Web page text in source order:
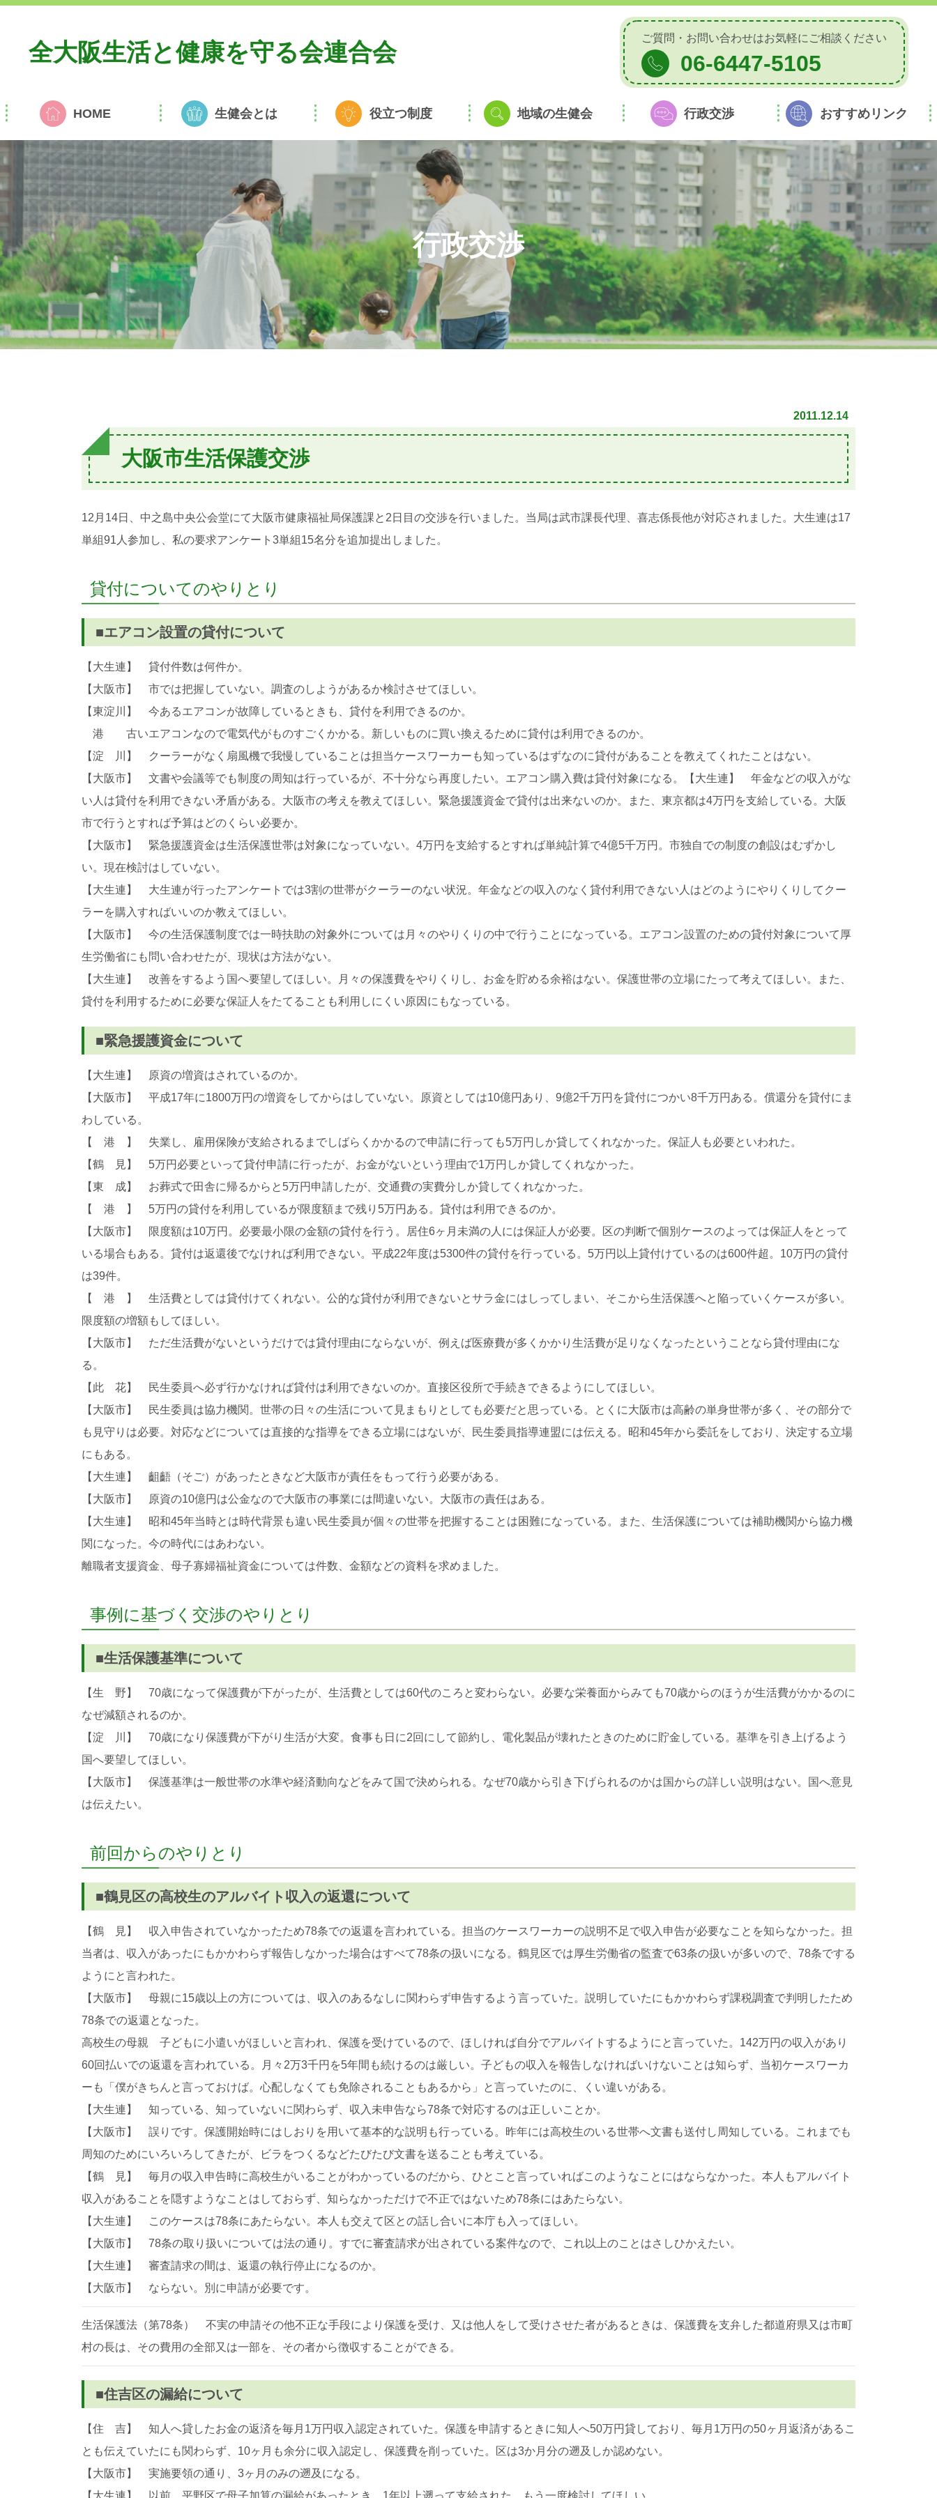
全大阪生活と健康を守る会連合会
ご質問・お問い合わせはお気軽にご相談ください
06-6447-5105
HOME 生健会とは 役立つ制度 地域の生健会 行政交渉 おすすめリンク
行政交渉
2011.12.14
大阪市生活保護交渉
12月14日、中之島中央公会堂にて大阪市健康福祉局保護課と2日目の交渉を行いました。当局は武市課長代理、喜志係長他が対応されました。大生連は17
単組91人参加し、私の要求アンケート3単組15名分を追加提出しました。
貸付についてのやりとり
■エアコン設置の貸付について
【大生連】 貸付件数は何件か。
【大阪市】 市では把握していない。調査のしようがあるか検討させてほしい。
【東淀川】 今あるエアコンが故障しているときも、貸付を利用できるのか。
港 古いエアコンなので電気代がものすごくかかる。新しいものに買い換えるために貸付は利用できるのか。
【淀 川】 クーラーがなく扇風機で我慢していることは担当ケースワーカーも知っているはずなのに貸付があることを教えてくれたことはない。
【大阪市】 文書や会議等でも制度の周知は行っているが、不十分なら再度したい。エアコン購入費は貸付対象になる。【大生連】 年金などの収入がな
い人は貸付を利用できない矛盾がある。大阪市の考えを教えてほしい。緊急援護資金で貸付は出来ないのか。また、東京都は4万円を支給している。大阪
市で行うとすれば予算はどのくらい必要か。
【大阪市】 緊急援護資金は生活保護世帯は対象になっていない。4万円を支給するとすれば単純計算で4億5千万円。市独自での制度の創設はむずかし
い。現在検討はしていない。
【大生連】 大生連が行ったアンケートでは3割の世帯がクーラーのない状況。年金などの収入のなく貸付利用できない人はどのようにやりくりしてクー
ラーを購入すればいいのか教えてほしい。
【大阪市】 今の生活保護制度では一時扶助の対象外については月々のやりくりの中で行うことになっている。エアコン設置のための貸付対象について厚
生労働省にも問い合わせたが、現状は方法がない。
【大生連】 改善をするよう国へ要望してほしい。月々の保護費をやりくりし、お金を貯める余裕はない。保護世帯の立場にたって考えてほしい。また、
貸付を利用するために必要な保証人をたてることも利用しにくい原因にもなっている。
■緊急援護資金について
【大生連】 原資の増資はされているのか。
【大阪市】 平成17年に1800万円の増資をしてからはしていない。原資としては10億円あり、9億2千万円を貸付につかい8千万円ある。償還分を貸付にま
わしている。
【 港 】 失業し、雇用保険が支給されるまでしばらくかかるので申請に行っても5万円しか貸してくれなかった。保証人も必要といわれた。
【鶴 見】 5万円必要といって貸付申請に行ったが、お金がないという理由で1万円しか貸してくれなかった。
【東 成】 お葬式で田舎に帰るからと5万円申請したが、交通費の実費分しか貸してくれなかった。
【 港 】 5万円の貸付を利用しているが限度額まで残り5万円ある。貸付は利用できるのか。
【大阪市】 限度額は10万円。必要最小限の金額の貸付を行う。居住6ヶ月未満の人には保証人が必要。区の判断で個別ケースのよっては保証人をとって
いる場合もある。貸付は返還後でなければ利用できない。平成22年度は5300件の貸付を行っている。5万円以上貸付けているのは600件超。10万円の貸付
は39件。
【 港 】 生活費としては貸付けてくれない。公的な貸付が利用できないとサラ金にはしってしまい、そこから生活保護へと陥っていくケースが多い。
限度額の増額もしてほしい。
【大阪市】 ただ生活費がないというだけでは貸付理由にならないが、例えば医療費が多くかかり生活費が足りなくなったということなら貸付理由にな
る。
【此 花】 民生委員へ必ず行かなければ貸付は利用できないのか。直接区役所で手続きできるようにしてほしい。
【大阪市】 民生委員は協力機関。世帯の日々の生活について見まもりとしても必要だと思っている。とくに大阪市は高齢の単身世帯が多く、その部分で
も見守りは必要。対応などについては直接的な指導をできる立場にはないが、民生委員指導連盟には伝える。昭和45年から委託をしており、決定する立場
にもある。
【大生連】 齟齬（そご）があったときなど大阪市が責任をもって行う必要がある。
【大阪市】 原資の10億円は公金なので大阪市の事業には間違いない。大阪市の責任はある。
【大生連】 昭和45年当時とは時代背景も違い民生委員が個々の世帯を把握することは困難になっている。また、生活保護については補助機関から協力機
関になった。今の時代にはあわない。
離職者支援資金、母子寡婦福祉資金については件数、金額などの資料を求めました。
事例に基づく交渉のやりとり
■生活保護基準について
【生 野】 70歳になって保護費が下がったが、生活費としては60代のころと変わらない。必要な栄養面からみても70歳からのほうが生活費がかかるのに
なぜ減額されるのか。
【淀 川】 70歳になり保護費が下がり生活が大変。食事も日に2回にして節約し、電化製品が壊れたときのために貯金している。基準を引き上げるよう
国へ要望してほしい。
【大阪市】 保護基準は一般世帯の水準や経済動向などをみて国で決められる。なぜ70歳から引き下げられるのかは国からの詳しい説明はない。国へ意見
は伝えたい。
前回からのやりとり
■鶴見区の高校生のアルバイト収入の返還について
【鶴 見】 収入申告されていなかったため78条での返還を言われている。担当のケースワーカーの説明不足で収入申告が必要なことを知らなかった。担
当者は、収入があったにもかかわらず報告しなかった場合はすべて78条の扱いになる。鶴見区では厚生労働省の監査で63条の扱いが多いので、78条でする
ようにと言われた。
【大阪市】 母親に15歳以上の方については、収入のあるなしに関わらず申告するよう言っていた。説明していたにもかかわらず課税調査で判明したため
78条での返還となった。
高校生の母親 子どもに小遣いがほしいと言われ、保護を受けているので、ほしければ自分でアルバイトするようにと言っていた。142万円の収入があり
60回払いでの返還を言われている。月々2万3千円を5年間も続けるのは厳しい。子どもの収入を報告しなければいけないことは知らず、当初ケースワーカ
ーも「僕がきちんと言っておけば。心配しなくても免除されることもあるから」と言っていたのに、くい違いがある。
【大生連】 知っている、知っていないに関わらず、収入未申告なら78条で対応するのは正しいことか。
【大阪市】 誤りです。保護開始時にはしおりを用いて基本的な説明も行っている。昨年には高校生のいる世帯へ文書も送付し周知している。これまでも
周知のためにいろいろしてきたが、ビラをつくるなどたびたび文書を送ることも考えている。
【鶴 見】 毎月の収入申告時に高校生がいることがわかっているのだから、ひとこと言っていればこのようなことにはならなかった。本人もアルバイト
収入があることを隠すようなことはしておらず、知らなかっただけで不正ではないため78条にはあたらない。
【大生連】 このケースは78条にあたらない。本人も交えて区との話し合いに本庁も入ってほしい。
【大阪市】 78条の取り扱いについては法の通り。すでに審査請求が出されている案件なので、これ以上のことはさしひかえたい。
【大生連】 審査請求の間は、返還の執行停止になるのか。
【大阪市】 ならない。別に申請が必要です。
生活保護法（第78条） 不実の申請その他不正な手段により保護を受け、又は他人をして受けさせた者があるときは、保護費を支弁した都道府県又は市町
村の長は、その費用の全部又は一部を、その者から徴収することができる。
■住吉区の漏給について
【住 吉】 知人へ貸したお金の返済を毎月1万円収入認定されていた。保護を申請するときに知人へ50万円貸しており、毎月1万円の50ヶ月返済があるこ
とも伝えていたにも関わらず、10ヶ月も余分に収入認定し、保護費を削っていた。区は3か月分の遡及しか認めない。
【大阪市】 実施要領の通り、3ヶ月のみの遡及になる。
【大生連】 以前、平野区で母子加算の漏給があったとき、1年以上遡って支給された。もう一度検討してほしい。